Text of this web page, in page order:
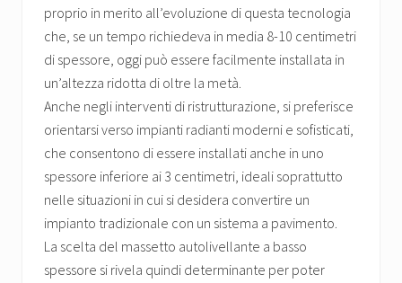
proprio in merito all’evoluzione di questa tecnologia
che, se un tempo richiedeva in media 8-10 centimetri
di spessore, oggi può essere facilmente installata in
un’altezza ridotta di oltre la metà.
Anche negli interventi di ristrutturazione, si preferisce
orientarsi verso impianti radianti moderni e sofisticati,
che consentono di essere installati anche in uno
spessore inferiore ai 3 centimetri, ideali soprattutto
nelle situazioni in cui si desidera convertire un
impianto tradizionale con un sistema a pavimento.
La scelta del massetto autolivellante a basso
spessore si rivela quindi determinante per poter